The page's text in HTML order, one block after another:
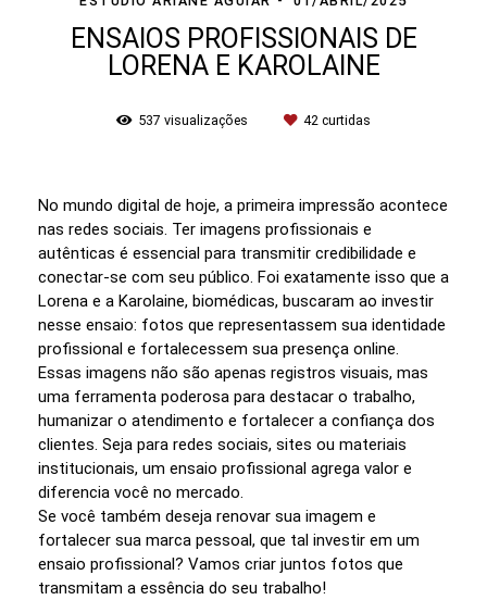
ENSAIOS PROFISSIONAIS DE
LORENA E KAROLAINE
537 visualizações 42 curtidas
No mundo digital de hoje, a primeira impressão acontece
nas redes sociais. Ter imagens profissionais e
autênticas é essencial para transmitir credibilidade e
conectar-se com seu público. Foi exatamente isso que a
Lorena e a Karolaine, biomédicas, buscaram ao investir
nesse ensaio: fotos que representassem sua identidade
profissional e fortalecessem sua presença online.
Essas imagens não são apenas registros visuais, mas
uma ferramenta poderosa para destacar o trabalho,
humanizar o atendimento e fortalecer a confiança dos
clientes. Seja para redes sociais, sites ou materiais
institucionais, um ensaio profissional agrega valor e
diferencia você no mercado.
Se você também deseja renovar sua imagem e
fortalecer sua marca pessoal, que tal investir em um
ensaio profissional? Vamos criar juntos fotos que
transmitam a essência do seu trabalho!